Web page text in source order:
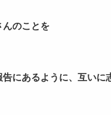
んのことを
にあるように、互いに